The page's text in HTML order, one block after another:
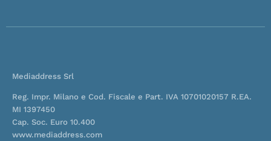
o
i
e
r
Mediaddress Srl
Reg. Impr. Milano e Cod. Fiscale e Part. IVA 10701020157 R.EA.
MI 1397450
Cap. Soc. Euro 10.400
www.mediaddress.com